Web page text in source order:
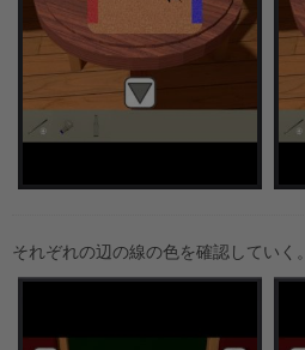
それぞれの辺の線の色を確認していく。